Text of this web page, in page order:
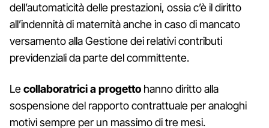
dell’automaticità delle prestazioni, ossia c’è il diritto
all’indennità di maternità anche in caso di mancato
versamento alla Gestione dei relativi contributi
previdenziali da parte del committente.
Lecollaboratrici a progetto hanno diritto alla
sospensione del rapporto contrattuale per analoghi
motivi sempre per un massimo di tre mesi.